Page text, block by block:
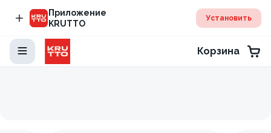
Приложение
KRUTTO
Установить
Корзина